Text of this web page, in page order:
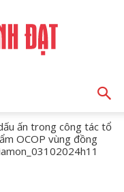
ấn trong công tác tổ
OCOP vùng đồng